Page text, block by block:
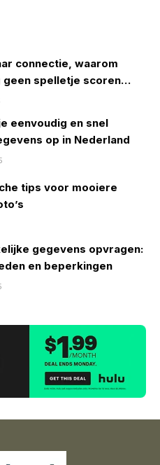
connectie, waarom
geen spelletje scoren
eenvoudig en snel
op in Nederland
tips voor mooiere
gegevens opvragen:
en beperkingen